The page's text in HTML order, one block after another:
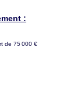
:
de 75 000 €